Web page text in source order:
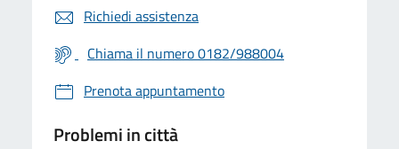
Richiedi assistenza
Chiama il numero 0182/988004
Prenota appuntamento
Problemi in città